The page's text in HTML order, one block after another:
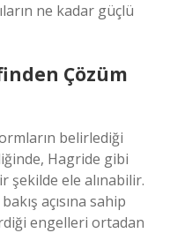
ne kadar güçlü
Çözüm
belirlediği
Hagride gibi
şekilde ele alınabilir.
açısına sahip
engelleri ortadan